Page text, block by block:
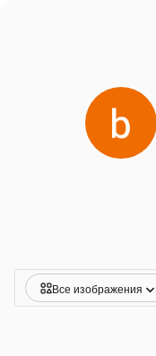
Все изображения